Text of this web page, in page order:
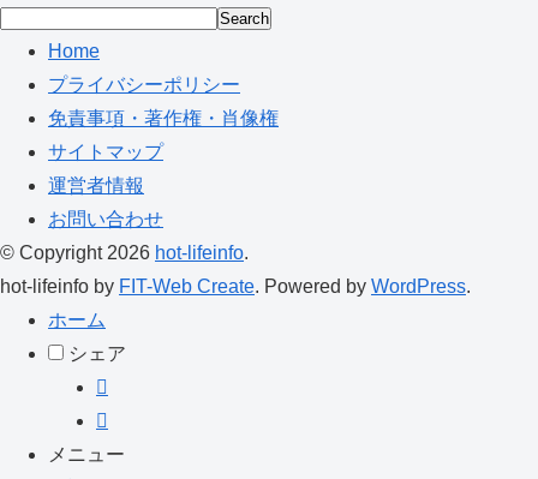
Search
Home
プライバシーポリシー
免責事項・著作権・肖像権
サイトマップ
運営者情報
お問い合わせ
© Copyright 2026 hot-lifeinfo.
hot-lifeinfo by FIT-Web Create. Powered by WordPress.
ホーム
シェア
メニュー